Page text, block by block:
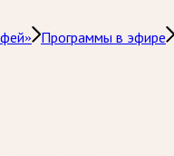
Программы в эфире